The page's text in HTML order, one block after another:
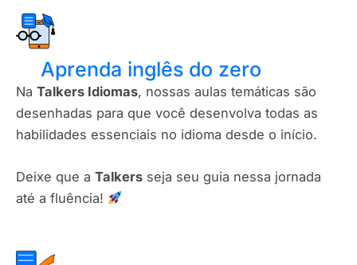
Aprenda inglês do zero
Na Talkers Idiomas, nossas aulas temáticas são
desenhadas para que você desenvolva todas as
habilidades essenciais no idioma desde o início.
Deixe que a Talkers seja seu guia nessa jornada
até a fluência!